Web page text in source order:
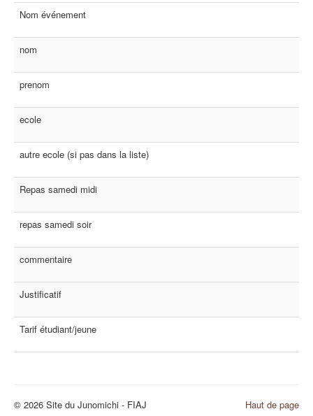
Nom événement
nom
prenom
ecole
autre ecole (si pas dans la liste)
Repas samedi midi
repas samedi soir
commentaire
Justificatif
Tarif étudiant/jeune
Haut de page
© 2026 Site du Junomichi - FIAJ